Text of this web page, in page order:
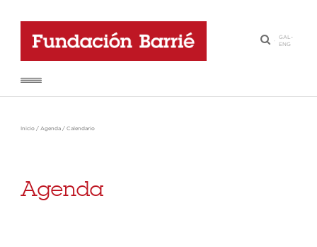
·
GAL-
ENG
Inicio / Agenda / Calendario
Agenda